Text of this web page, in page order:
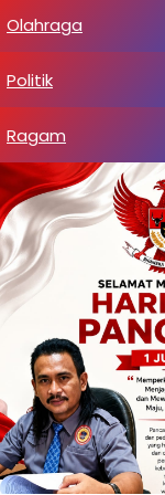
Olahraga
Politik
Ragam